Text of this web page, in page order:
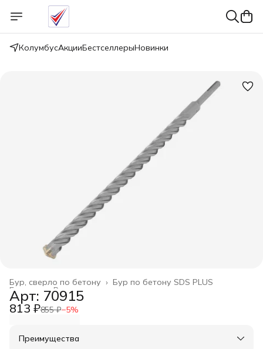
КолумбусАкцииБестселлерыНовинки
Бур по бетону SDS PLUS
Бур, сверло по бетону ›
Расходные материалы
Главная ›
Арт: 70915
813 ₽855 ₽−5%
Преимущества
Оплата частями в Сплит